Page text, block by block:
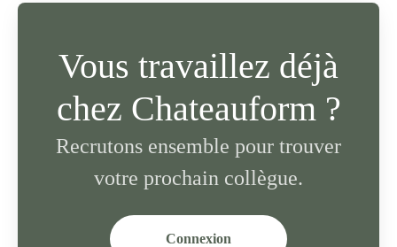
Vous travaillez déjà
chez Chateauform ?
Recrutons ensemble pour trouver
votre prochain collègue.
Connexion